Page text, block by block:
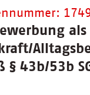
als
§ 43b/53b